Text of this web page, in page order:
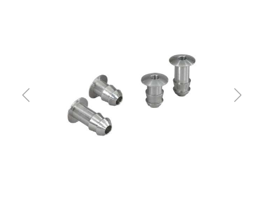
Nya fordon
Fordon i lager